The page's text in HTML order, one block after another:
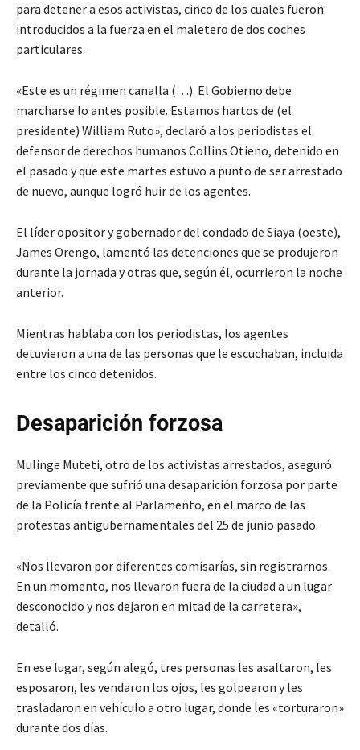
para detener a esos activistas, cinco de los cuales fueron
introducidos a la fuerza en el maletero de dos coches
particulares.
«Este es un régimen canalla (…). El Gobierno debe
marcharse lo antes posible. Estamos hartos de (el
presidente) William Ruto», declaró a los periodistas el
defensor de derechos humanos Collins Otieno, detenido en
el pasado y que este martes estuvo a punto de ser arrestado
de nuevo, aunque logró huir de los agentes.
El líder opositor y gobernador del condado de Siaya (oeste),
James Orengo, lamentó las detenciones que se produjeron
durante la jornada y otras que, según él, ocurrieron la noche
anterior.
Mientras hablaba con los periodistas, los agentes
detuvieron a una de las personas que le escuchaban, incluida
entre los cinco detenidos.
Desaparición forzosa
Mulinge Muteti, otro de los activistas arrestados, aseguró
previamente que sufrió una desaparición forzosa por parte
de la Policía frente al Parlamento, en el marco de las
protestas antigubernamentales del 25 de junio pasado.
«Nos llevaron por diferentes comisarías, sin registrarnos.
En un momento, nos llevaron fuera de la ciudad a un lugar
desconocido y nos dejaron en mitad de la carretera»,
detalló.
En ese lugar, según alegó, tres personas les asaltaron, les
esposaron, les vendaron los ojos, les golpearon y les
trasladaron en vehículo a otro lugar, donde les «torturaron»
durante dos días.